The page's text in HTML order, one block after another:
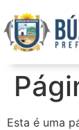
Esta é uma